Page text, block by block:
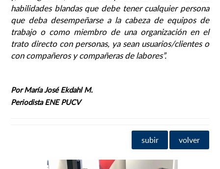
habilidades blandas que debe tener cualquier persona
que deba desempeñarse a la cabeza de equipos de
trabajo o como miembro de una organización en el
trato directo con personas, ya sean usuarios/clientes o
con compañeros y compañeras de labores”.
Por María José Ekdahl M.
Periodista ENE PUCV
subir volver